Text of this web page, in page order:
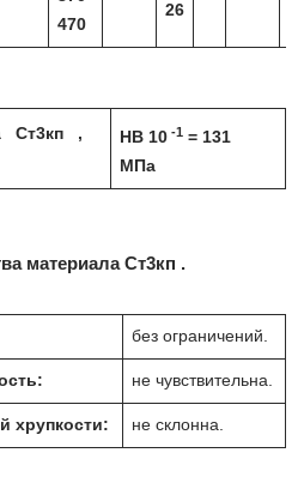
470
26
Ст3кп , HB 10 -1= 131
МПа
материала Ст3кп .
без ограничений.
не чувствительна.
хрупкости: не склонна.